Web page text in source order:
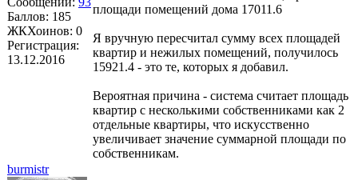
Баллов: 185
ЖКХоинов: 0
Регистрация:
13.12.2016
площади помещений дома 17011.6
Я вручную пересчитал сумму всех площадей
квартир и нежилых помещений, получилось
15921.4 - это те, которых я добавил.
Вероятная причина - система считает площадь
квартир с несколькими собственниками как 2
отдельные квартиры, что искусственно
увеличивает значение суммарной площади по
собственникам.
burmistr